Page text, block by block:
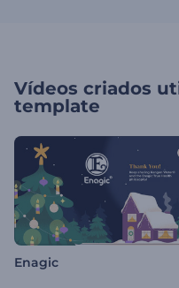
Vídeos criados
template
Enagic